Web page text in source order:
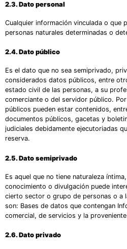
2.3. Dato personal
Cualquier información vinculada o que
personas naturales determinadas o
2.4. Dato público
Es el dato que no sea semiprivado,
considerados datos públicos, entre
estado civil de las personas, a su
comerciante o del servidor público.
públicos pueden estar contenidos,
documentos públicos, gacetas y
judiciales debidamente ejecutoriadas
reserva.
2.5. Dato semiprivado
Es aquel que no tiene naturaleza
conocimiento o divulgación puede
cierto sector o grupo de personas o a
son: Bases de datos que contengan
comercial, de servicios y la
2.6. Dato privado